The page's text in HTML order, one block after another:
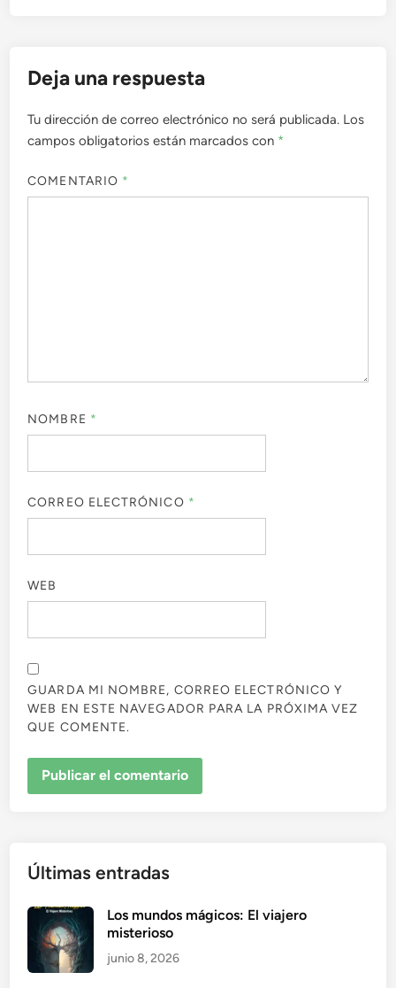
Deja una respuesta
Tu dirección de correo electrónico no será publicada. Los
campos obligatorios están marcados con *
COMENTARIO *
NOMBRE *
CORREO ELECTRÓNICO *
WEB
GUARDA MI NOMBRE, CORREO ELECTRÓNICO Y
WEB EN ESTE NAVEGADOR PARA LA PRÓXIMA VEZ
QUE COMENTE.
Últimas entradas
Los mundos mágicos: El viajero
misterioso
junio 8, 2026